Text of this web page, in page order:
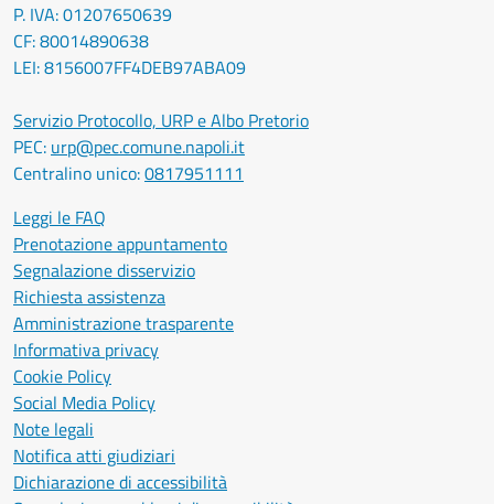
P. IVA: 01207650639
CF: 80014890638
LEI: 8156007FF4DEB97ABA09
Servizio Protocollo, URP e Albo Pretorio
PEC: urp@pec.comune.napoli.it
Centralino unico:0817951111
Leggi le FAQ
Prenotazione appuntamento
Segnalazione disservizio
Richiesta assistenza
Amministrazione trasparente
Informativa privacy
Cookie Policy
Social Media Policy
Note legali
Notifica atti giudiziari
Dichiarazione di accessibilità